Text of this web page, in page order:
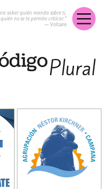
saber quién manda sobre ti,
no se te permite criticar.”
― Voltaire